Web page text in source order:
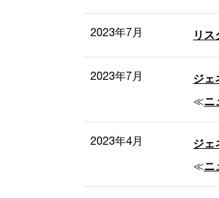
2023年7月 リ
2023年7月 ジェ
≪ニ
2023年4月 ジェ
≪ニ